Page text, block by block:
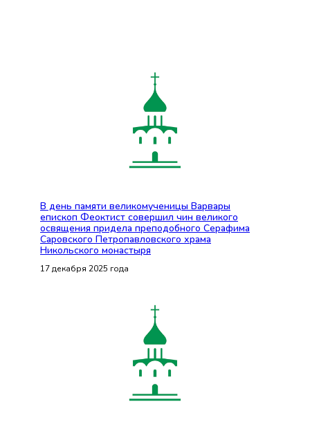
В день памяти великомученицы Варвары
епископ Феоктист совершил чин великого
освящения придела преподобного Серафима
Саровского Петропавловского храма
Никольского монастыря
17 декабря 2025 года